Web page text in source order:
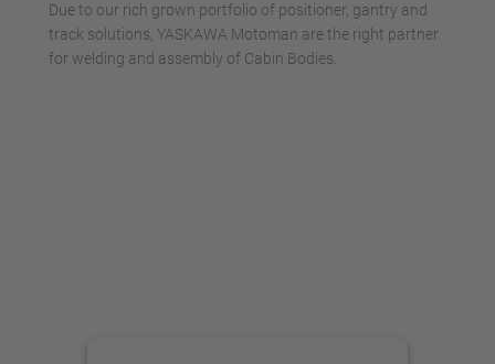
Due to our rich grown portfolio of positioner, gantry and
track solutions, YASKAWA Motoman are the right partner
for welding and assembly of Cabin Bodies.